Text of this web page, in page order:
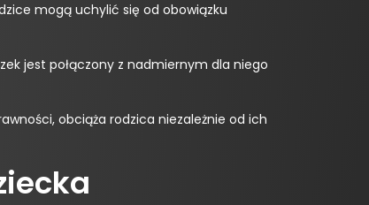
mogą uchylić się od obowiązku
jest połączony z nadmiernym dla niego
obciąża rodzica niezależnie od ich